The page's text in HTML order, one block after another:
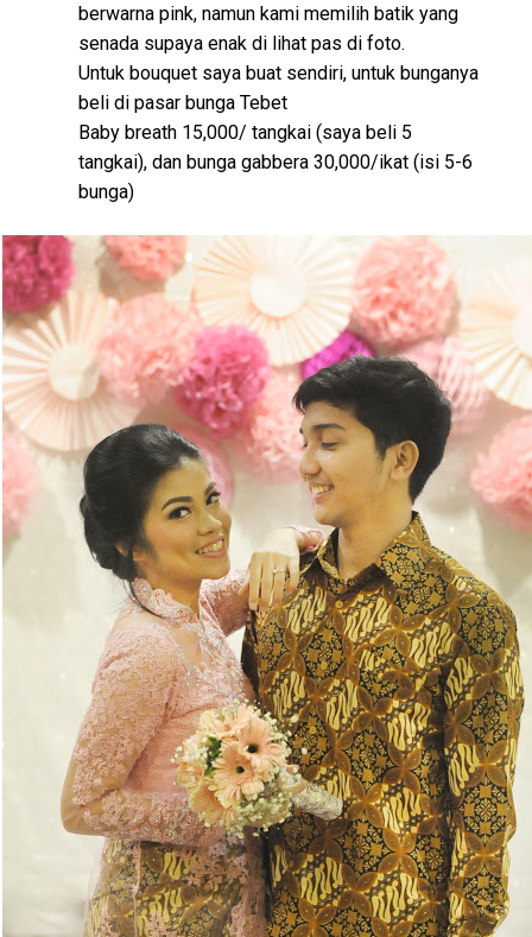
berwarna pink, namun kami memilih batik yang
senada supaya enak di lihat pas di foto.
Untuk bouquet saya buat sendiri, untuk bunganya
beli di pasar bunga Tebet
Baby breath 15,000/ tangkai (saya beli 5
tangkai), dan bunga gabbera 30,000/ikat (isi 5-6
bunga)